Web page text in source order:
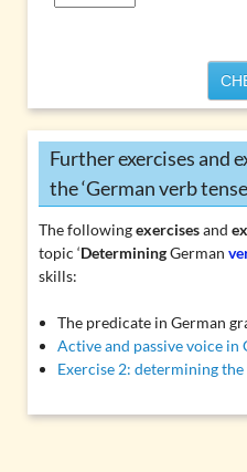
Further exercises and
the ‘German verb
The followingexercisesand
topic ‘DeterminingGerman
skills:
The predicate in German
Active and passive voice in
Exercise 2: determining the